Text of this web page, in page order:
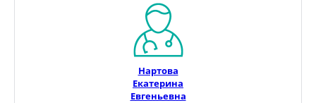
Нартова
Екатерина
Евгеньевна